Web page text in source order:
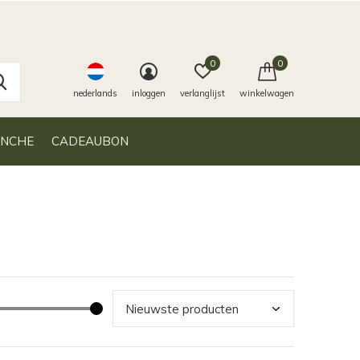
CADEAUBON
nederlands inloggen verlanglijst
0
winkelwagen
0